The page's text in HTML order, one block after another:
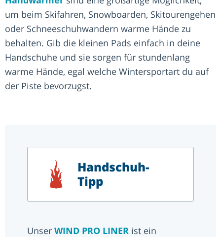
um beim Skifahren, Snowboarden, Skitourengehen
oder Schneeschuhwandern warme Hände zu
behalten. Gib die kleinen Pads einfach in deine
Handschuhe und sie sorgen für stundenlang
warme Hände, egal welche Wintersportart du auf
der Piste bevorzugst.
Handschuh-
Tipp
Unser WIND PRO LINER ist ein